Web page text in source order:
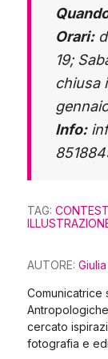
Orari:
19;
chiusa
Info:
TAG: CONTEST
AUTORE:
Comunicatrice
cercato
fotografia e